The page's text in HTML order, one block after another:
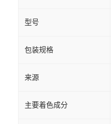
型号
包装规格
来源
主要着色成分